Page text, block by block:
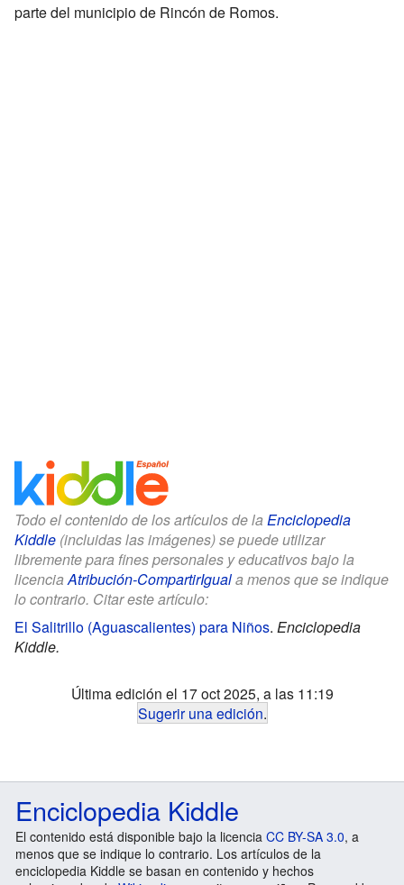
parte del municipio de Rincón de Romos.
Todo el contenido de los artículos de la Enciclopedia
Kiddle (incluidas las imágenes) se puede utilizar
libremente para fines personales y educativos bajo la
licenciaAtribución-CompartirIguala menos que se indique
lo contrario. Citar este artículo:
El Salitrillo (Aguascalientes) para Niños. Enciclopedia
Kiddle.
Última edición el 17 oct 2025, a las 11:19
Sugerir una edición.
Enciclopedia Kiddle
El contenido está disponible bajo la licencia CC BY-SA 3.0, a
menos que se indique lo contrario. Los artículos de la
enciclopedia Kiddle se basan en contenido y hechos